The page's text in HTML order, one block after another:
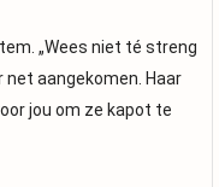
„Wees niet té streng
net aangekomen. Haar
jou om ze kapot te